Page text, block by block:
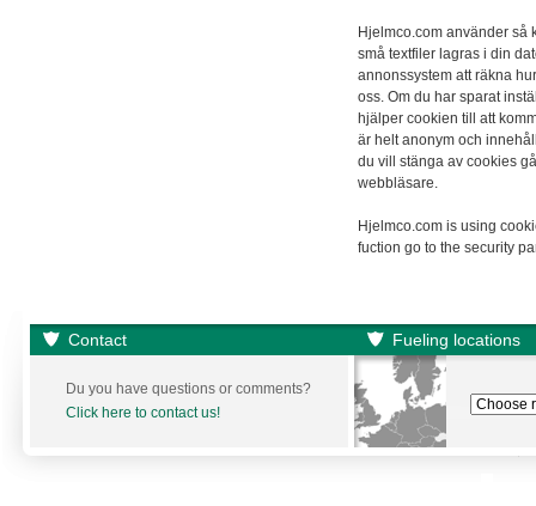
Hjelmco.com använder så
små textfiler lagras i din
annonssystem att räkna
oss. Om du har sparat
hjälper cookien till att
är helt anonym och
du vill stänga av cookies
webbläsare.
Hjelmco.com is using
fuction go to the security
Contact Fueling locations
Du you have questions or comments?
Click here to contact us!